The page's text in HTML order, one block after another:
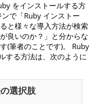
をインストールする方
で「Ruby インストー
と様々な導入方法が検索
良いのか？」と分からな
(筆者のことです)。 Ruby
する方法は、次のように
選択肢